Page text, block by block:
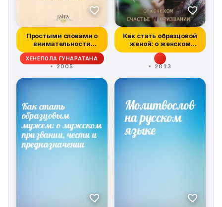
Простыми словами о
внимательности
(руководство по...
ХЕНЕПОЛА ГУНАРАТАНА
2005
Как стать образцовой
женой: о женском
счастье и пр...
2013